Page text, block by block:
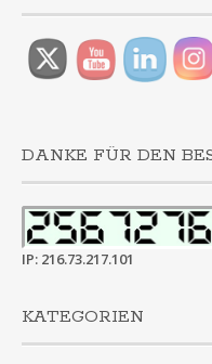
IP: 216.73.217.101